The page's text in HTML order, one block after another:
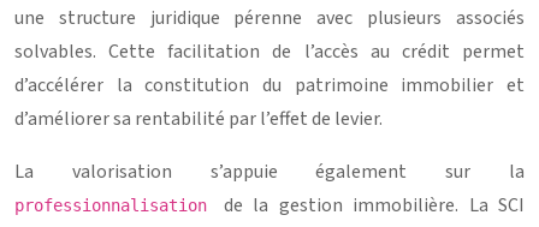
une structure juridique pérenne avec plusieurs associés
solvables. Cette facilitation de l’accès au crédit permet
d’accélérer la constitution du patrimoine immobilier et
d’améliorer sa rentabilité par l’effet de levier.
La valorisation s’appuie également sur la
professionnalisation de la gestion immobilière. La SCI